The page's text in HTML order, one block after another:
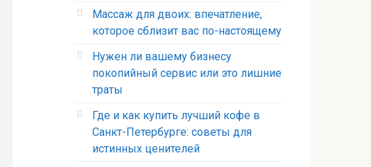
Массаж для двоих: впечатление,
которое сблизит вас по-настоящему
Нужен ли вашему бизнесу
покопийный сервис или это лишние
траты
Где и как купить лучший кофе в
Санкт-Петербурге: советы для
истинных ценителей